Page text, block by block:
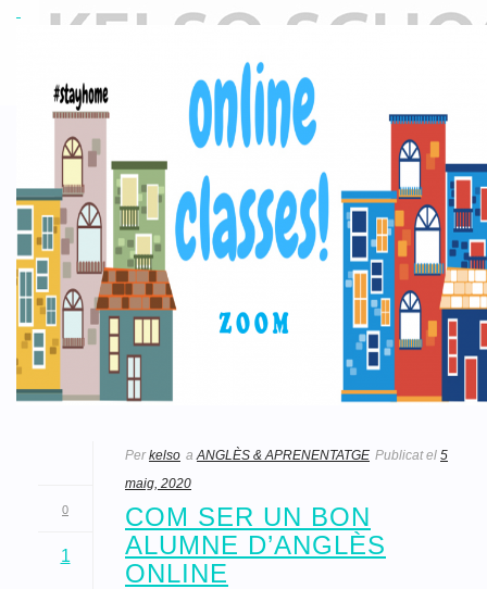
0
1
Per kelso a ANGLÈS & APRENENTATGE Publicat el 5
maig, 2020
COM SER UN BON
ALUMNE D’ANGLÈS
ONLINE